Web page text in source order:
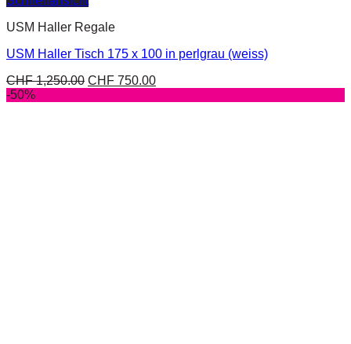
USM Haller Regale
USM Haller Tisch 175 x 100 in perlgrau (weiss)
CHF1,250.00 CHF 750.00
-50%